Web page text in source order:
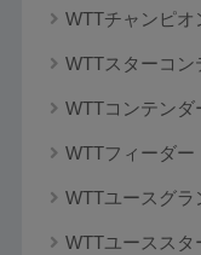
WTTチャンピオ
WTTスターコン
WTTコンテンダ
WTTフィーダー
WTTユースグラ
WTTユーススタ